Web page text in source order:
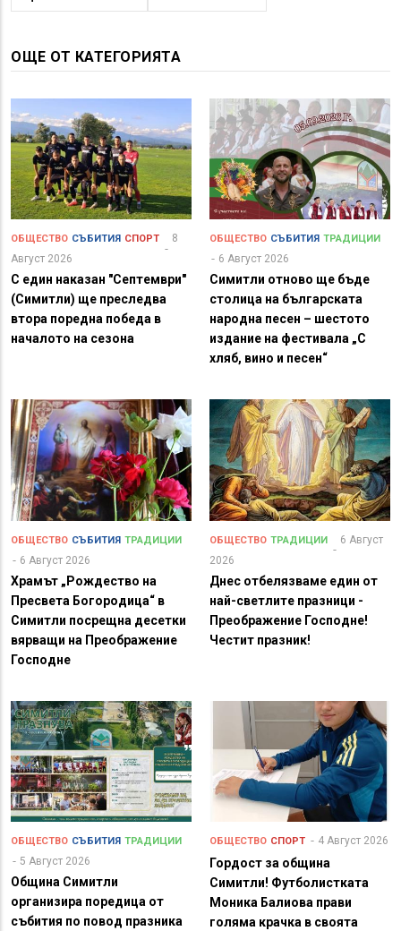
ОЩЕ ОТ КАТЕГОРИЯТА
ОБЩЕСТВО СЪБИТИЯ СПОРТ
8
Август 2026
С един наказан "Септември"
(Симитли) ще преследва
втора поредна победа в
началото на сезона
ОБЩЕСТВО СЪБИТИЯ ТРАДИЦИИ
6 Август 2026
Симитли отново ще бъде
столица на българската
народна песен – шестото
издание на фестивала „С
хляб, вино и песен“
ОБЩЕСТВО СЪБИТИЯ ТРАДИЦИИ
6 Август 2026
Храмът „Рождество на
Пресвета Богородица“ в
Симитли посрещна десетки
вярващи на Преображение
Господне
ОБЩЕСТВО ТРАДИЦИИ
6 Август
2026
Днес отбелязваме един от
най-светлите празници -
Преображение Господне!
Честит празник!
ОБЩЕСТВО СЪБИТИЯ ТРАДИЦИИ
5 Август 2026
Община Симитли
организира поредица от
събития по повод празника
ОБЩЕСТВО СПОРТ 4 Август 2026
Гордост за община
Симитли! Футболистката
Моника Балиова прави
голяма крачка в своята